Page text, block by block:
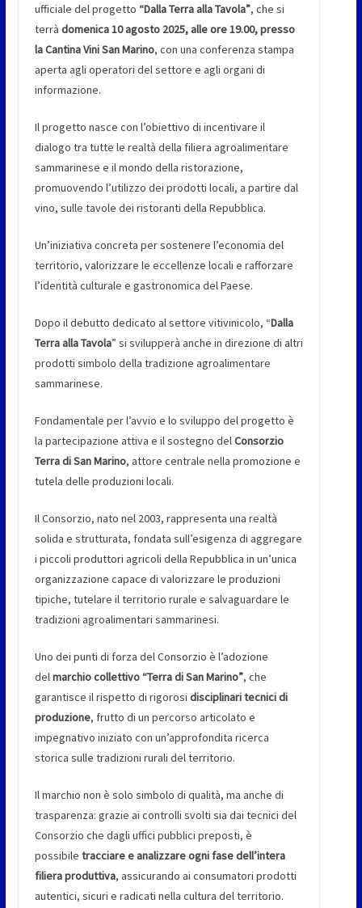
ufficiale del progetto “Dalla Terra alla Tavola”, che si
terrà domenica 10 agosto 2025, alle ore 19.00, presso
la Cantina Vini San Marino, con una conferenza stampa
aperta agli operatori del settore e agli organi di
informazione.
Il progetto nasce con l’obiettivo di incentivare il
dialogo tra tutte le realtà della filiera agroalimentare
sammarinese e il mondo della ristorazione,
promuovendo l’utilizzo dei prodotti locali, a partire dal
vino, sulle tavole dei ristoranti della Repubblica.
Un’iniziativa concreta per sostenere l’economia del
territorio, valorizzare le eccellenze locali e rafforzare
l’identità culturale e gastronomica del Paese.
Dopo il debutto dedicato al settore vitivinicolo, “Dalla
Terra alla Tavola” si svilupperà anche in direzione di altri
prodotti simbolo della tradizione agroalimentare
sammarinese.
Fondamentale per l’avvio e lo sviluppo del progetto è
la partecipazione attiva e il sostegno delConsorzio
Terra di San Marino, attore centrale nella promozione e
tutela delle produzioni locali.
Il Consorzio, nato nel 2003, rappresenta una realtà
solida e strutturata, fondata sull’esigenza di aggregare
i piccoli produttori agricoli della Repubblica in un’unica
organizzazione capace di valorizzare le produzioni
tipiche, tutelare il territorio rurale e salvaguardare le
tradizioni agroalimentari sammarinesi.
Uno dei punti di forza del Consorzio è l’adozione
delmarchio collettivo “Terra di San Marino”, che
garantisce il rispetto di rigorosi disciplinari tecnici di
produzione, frutto di un percorso articolato e
impegnativo iniziato con un’approfondita ricerca
storica sulle tradizioni rurali del territorio.
Il marchio non è solo simbolo di qualità, ma anche di
trasparenza: grazie ai controlli svolti sia dai tecnici del
Consorzio che dagli uffici pubblici preposti, è
possibile tracciare e analizzare ogni fase dell’intera
filiera produttiva, assicurando ai consumatori prodotti
autentici, sicuri e radicati nella cultura del territorio.